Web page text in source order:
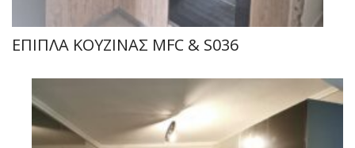
ΕΠΙΠΛΑ ΚΟΥΖΙΝΑΣ MFC & S036